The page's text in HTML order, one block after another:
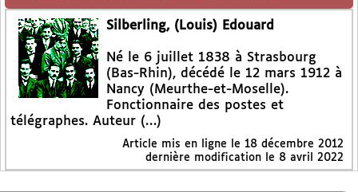
Silberling, (Louis) Edouard
Né le 6 juillet 1838 à Strasbourg
(Bas-Rhin), décédé le 12 mars 1912 à
Nancy (Meurthe-et-Moselle).
Fonctionnaire des postes et
télégraphes. Auteur (…)
Article mis en ligne le 18 décembre 2012
dernière modification le 8 avril 2022